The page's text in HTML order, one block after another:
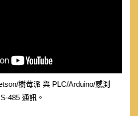
樹莓派 與 PLC/Arduino/感測
485 通訊。